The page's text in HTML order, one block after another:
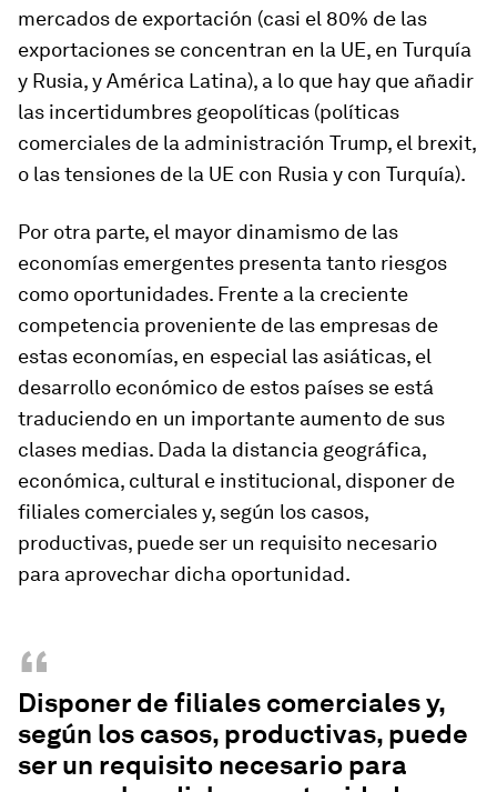
mercados de exportación (casi el 80% de las
exportaciones se concentran en la UE, en Turquía
y Rusia, y América Latina), a lo que hay que añadir
las incertidumbres geopolíticas (políticas
comerciales de la administración Trump, el brexit,
o las tensiones de la UE con Rusia y con Turquía).
Por otra parte, el mayor dinamismo de las
economías emergentes presenta tanto riesgos
como oportunidades. Frente a la creciente
competencia proveniente de las empresas de
estas economías, en especial las asiáticas, el
desarrollo económico de estos países se está
traduciendo en un importante aumento de sus
clases medias. Dada la distancia geográfica,
económica, cultural e institucional, disponer de
filiales comerciales y, según los casos,
productivas, puede ser un requisito necesario
para aprovechar dicha oportunidad.
“
Disponer de filiales comerciales y,
según los casos, productivas, puede
ser un requisito necesario para